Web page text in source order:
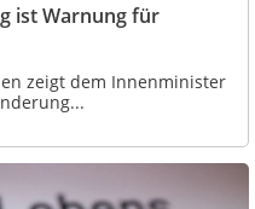
ist Warnung für
zeigt dem Innenminister